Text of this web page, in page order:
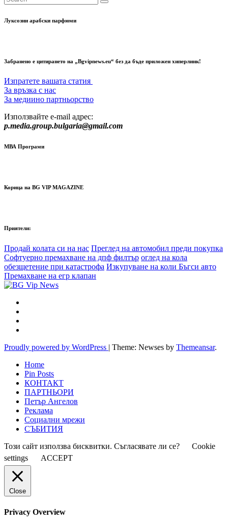
Луксозни арабски парфюми
Забранено е цитирането на „Bgvipnews.eu“ без да бъде приложен хиперлинк!
Изпратете вашата статия
За връзка с нас
За медиино партньорство
Използвайте e-mail адрес:
p.media.group.bulgaria@gmail.com
МВА Програми
Корица на BG VIP MAGAZINE
Приятели:
Продай колата си на нас Преглед на автомобил преди покупка
Софтуерно премахване на дпф филтър оглед на кола
обезщетение при катастрофа Изкупуване на коли Бъгси авто
Премахване на егр клапан
Proudly powered by WordPress | Theme: Newses by Themeansar.
Home
Pin Posts
КОНТАКТ
ПАРТНЬОРИ
Петър Ангелов
Реклама
Социални мрежи
СЪБИТИЯ
Този сайт използва бисквитки. Съгласявате ли се?
Cookie
settings
ACCEPT
Close
Privacy Overview